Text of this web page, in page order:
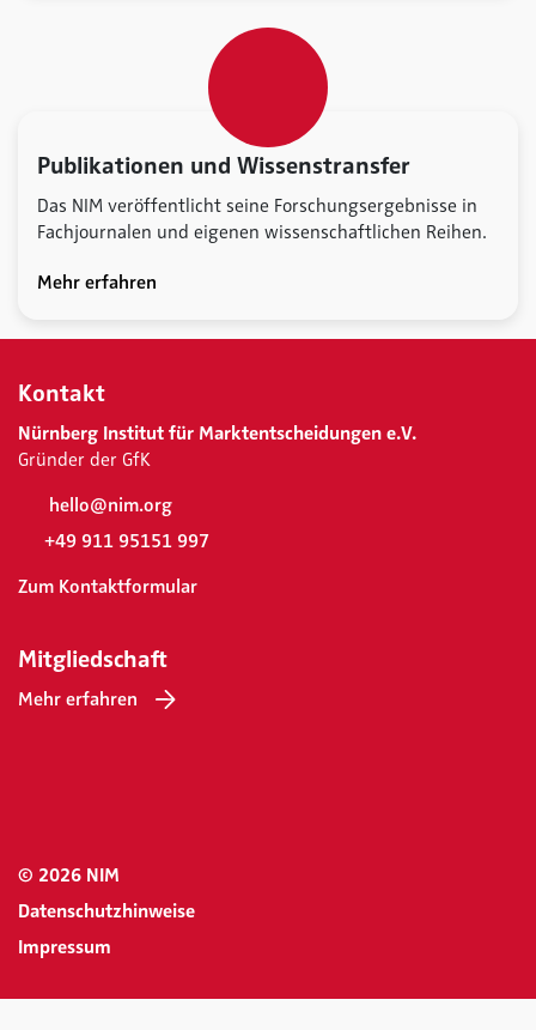
Publikationen und Wissenstransfer
Das NIM veröffentlicht seine Forschungsergebnisse in
Fachjournalen und eigenen wissenschaftlichen Reihen.
Mehr erfahren
Kontakt
Nürnberg Institut für Marktentscheidungen e.V.
Gründer der GfK
hello@nim.org
+49 911 95151 997
Zum Kontaktformular
Mitgliedschaft
Mehr erfahren
© 2026 NIM
Datenschutzhinweise
Impressum